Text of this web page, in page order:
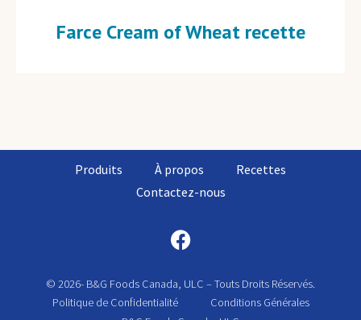
Farce Cream of Wheat recette
Produits À propos
Recettes
Contactez-nous
© 2026- B&G Foods Canada, ULC – Touts Droits Réservés.
Politique de Confidentialité
Conditions Générales